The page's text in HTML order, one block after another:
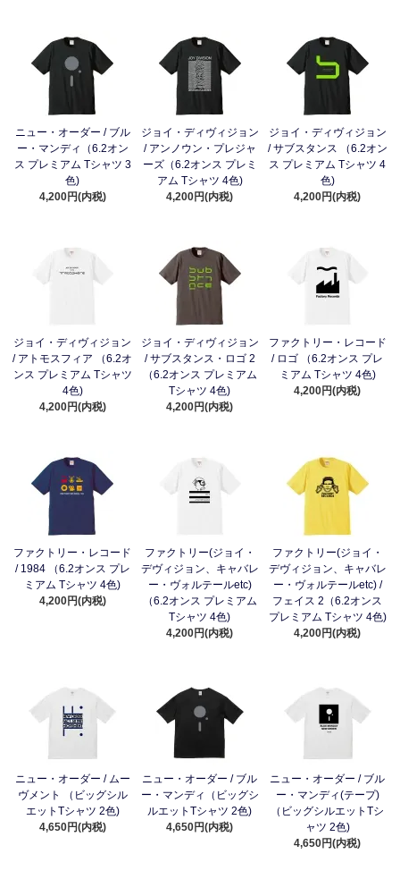
ニュー・オーダー / ブル
ー・マンディ（6.2オン
ス プレミアム Tシャツ 3
色)
4,200円(内税)
ジョイ・ディヴィジョン
/ アンノウン・プレジャ
ーズ（6.2オンス プレミ
アム Tシャツ 4色)
4,200円(内税)
ジョイ・ディヴィジョン
/ サブスタンス （6.2オン
ス プレミアム Tシャツ 4
色)
4,200円(内税)
ジョイ・ディヴィジョン
/ アトモスフィア （6.2オ
ンス プレミアム Tシャツ
4色)
4,200円(内税)
ジョイ・ディヴィジョン
/ サブスタンス・ロゴ 2
（6.2オンス プレミアム
Tシャツ 4色)
4,200円(内税)
ファクトリー・レコード
/ ロゴ （6.2オンス プレ
ミアム Tシャツ 4色)
4,200円(内税)
ファクトリー・レコード
/ 1984 （6.2オンス プレ
ミアム Tシャツ 4色)
4,200円(内税)
ファクトリー(ジョイ・
デヴィジョン、キャバレ
ー・ヴォルテールetc)
（6.2オンス プレミアム
Tシャツ 4色)
4,200円(内税)
ファクトリー(ジョイ・
デヴィジョン、キャバレ
ー・ヴォルテールetc) /
フェイス 2（6.2オンス
プレミアム Tシャツ 4色)
4,200円(内税)
ニュー・オーダー / ムー
ヴメント （ビッグシル
エットTシャツ 2色)
4,650円(内税)
ニュー・オーダー / ブル
ー・マンディ（ビッグシ
ルエットTシャツ 2色)
4,650円(内税)
ニュー・オーダー / ブル
ー・マンディ(テープ)
（ビッグシルエットTシ
ャツ 2色)
4,650円(内税)